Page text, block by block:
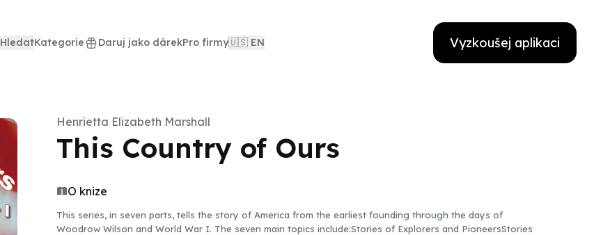
HledatKategorie Daruj jako dárekPro firmy🇺🇸 EN Vyzkoušej aplikaci
Henrietta Elizabeth Marshall
This Country of Ours
O knize
This series, in seven parts, tells the story of America from the earliest founding through the days of
Woodrow Wilson and World War I. The seven main topics include:Stories of Explorers and PioneersStories